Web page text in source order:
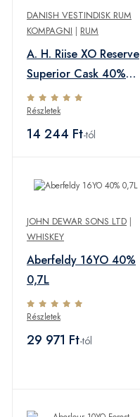
DANISH VESTINDISK RUM
KOMPAGNI | RUM
A. H. Riise XO Reserve
Superior Cask 40%
0,7L
Részletek
14 244 Ft-tól
JOHN DEWAR SONS LTD |
WHISKEY
Aberfeldy 16YO 40%
0,7L
Részletek
29 971 Ft-tól